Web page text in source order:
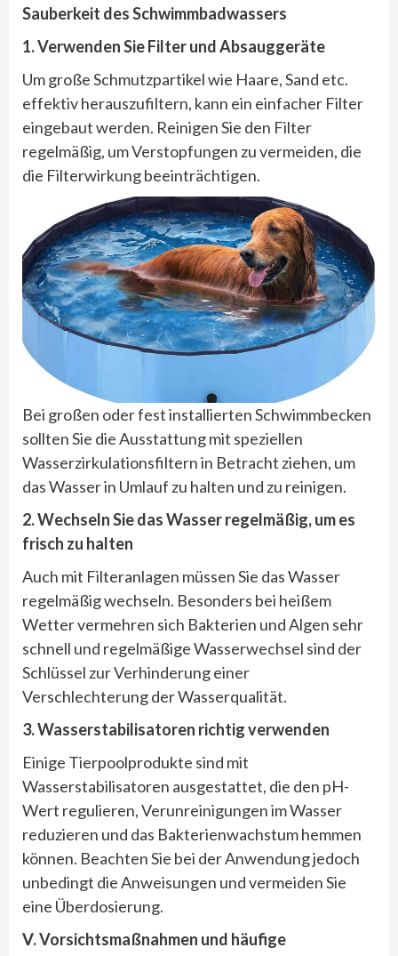
Sauberkeit des Schwimmbadwassers
1. Verwenden Sie Filter und Absauggeräte
Um große Schmutzpartikel wie Haare, Sand etc.
effektiv herauszufiltern, kann ein einfacher Filter
eingebaut werden. Reinigen Sie den Filter
regelmäßig, um Verstopfungen zu vermeiden, die
die Filterwirkung beeinträchtigen.
Bei großen oder fest installierten Schwimmbecken
sollten Sie die Ausstattung mit speziellen
Wasserzirkulationsfiltern in Betracht ziehen, um
das Wasser in Umlauf zu halten und zu reinigen.
2. Wechseln Sie das Wasser regelmäßig, um es
frisch zu halten
Auch mit Filteranlagen müssen Sie das Wasser
regelmäßig wechseln. Besonders bei heißem
Wetter vermehren sich Bakterien und Algen sehr
schnell und regelmäßige Wasserwechsel sind der
Schlüssel zur Verhinderung einer
Verschlechterung der Wasserqualität.
3. Wasserstabilisatoren richtig verwenden
Einige Tierpoolprodukte sind mit
Wasserstabilisatoren ausgestattet, die den pH-
Wert regulieren, Verunreinigungen im Wasser
reduzieren und das Bakterienwachstum hemmen
können. Beachten Sie bei der Anwendung jedoch
unbedingt die Anweisungen und vermeiden Sie
eine Überdosierung.
Ⅴ. Vorsichtsmaßnahmen und häufige